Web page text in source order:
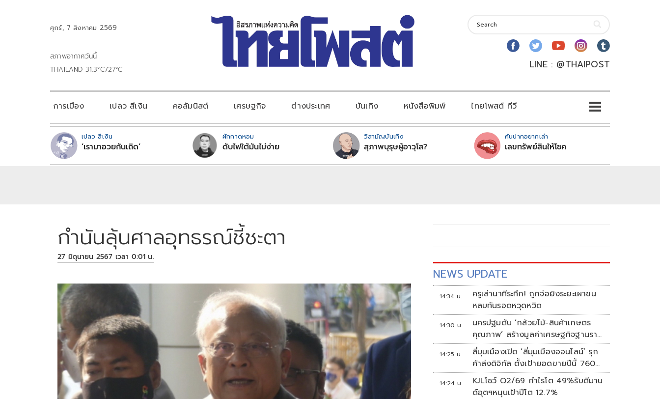
ศุกร์, 7 สิงหาคม 2569
สภาพอากาศวันนี้
THAILAND 31.3°C/27°C
LINE : @THAIPOST
การเมือง เปลว สีเงิน คอลัมนิสต์ เศรษฐกิจ ต่างประเทศ บันเทิง หนังสือพิมพ์ ไทยโพสต์ ทีวี
เปลว สีเงิน
‘เรามาอวยกันเถิด’
ผักกาดหอม
ดับไฟใต้มันไม่ง่าย
วิสามัญบันเทิง
สุภาพบุรุษผู้อาวุโส?
คันปากอยากเล่า
เลขทรัพย์สินให้โชค
กำนันลุ้นศาลอุทธรณ์ชี้ชะตา
27 มิถุนายน 2567 เวลา 0:01 น.
NEWS UPDATE
14:34 น.
ครูเล่านาทีระทึก! ถูกจ่อยิงระยะเผาขน
หลบทันรอดหวุดหวิด
14:30 น.
นครปฐมดัน ‘กล้วยไม้-สินค้าเกษตร
คุณภาพ’ สร้างมูลค่าเศรษฐกิจฐานราก
ตั้งเป้าเงินสะพัด 10 ล้านบาท
14:25 น.
สี่มุมเมืองเปิด ‘สี่มุมเมืองออนไลน์’ รุก
ค้าส่งดิจิทัล ตั้งเป้ายอดขายปีนี้ 760
ล้านบาท
14:24 น.
KJLโชว์ Q2/69 กำไรโต 49%รับดีมาน
ด์อุตฯหนุนเป้าปีโต 12.7%